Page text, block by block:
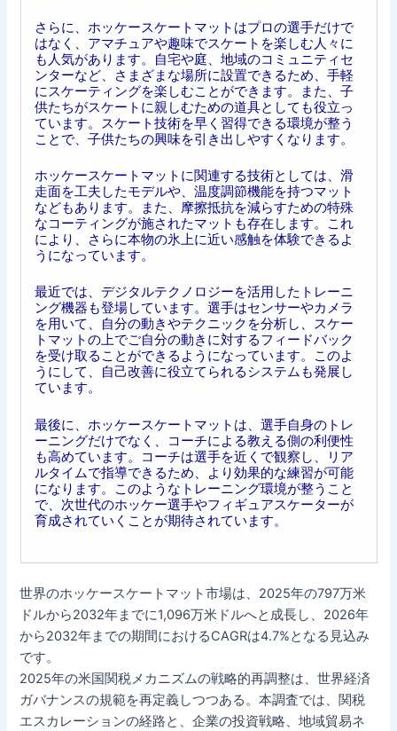
さらに、ホッケースケートマットはプロの選手だけで
はなく、アマチュアや趣味でスケートを楽しむ人々に
も人気があります。自宅や庭、地域のコミュニティセ
ンターなど、さまざまな場所に設置できるため、手軽
にスケーティングを楽しむことができます。また、子
供たちがスケートに親しむための道具としても役立っ
ています。スケート技術を早く習得できる環境が整う
ことで、子供たちの興味を引き出しやすくなります。
ホッケースケートマットに関連する技術としては、滑
走面を工夫したモデルや、温度調節機能を持つマット
などもあります。また、摩擦抵抗を減らすための特殊
なコーティングが施されたマットも存在します。これ
により、さらに本物の氷上に近い感触を体験できるよ
うになっています。
最近では、デジタルテクノロジーを活用したトレーニ
ング機器も登場しています。選手はセンサーやカメラ
を用いて、自分の動きやテクニックを分析し、スケー
トマットの上でご自分の動きに対するフィードバック
を受け取ることができるようになっています。このよ
うにして、自己改善に役立てられるシステムも発展し
ています。
最後に、ホッケースケートマットは、選手自身のトレ
ーニングだけでなく、コーチによる教える側の利便性
も高めています。コーチは選手を近くで観察し、リア
ルタイムで指導できるため、より効果的な練習が可能
になります。このようなトレーニング環境が整うこと
で、次世代のホッケー選手やフィギュアスケーターが
育成されていくことが期待されています。
世界のホッケースケートマット市場は、2025年の797万米
ドルから2032年までに1,096万米ドルへと成長し、2026年
から2032年までの期間におけるCAGRは4.7%となる見込み
です。
2025年の米国関税メカニズムの戦略的再調整は、世界経済
ガバナンスの規範を再定義しつつある。本調査では、関税
エスカレーションの経路と、企業の投資戦略、地域貿易ネ